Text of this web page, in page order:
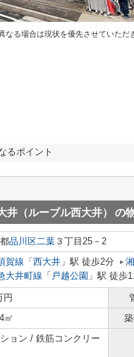
なる場合は現状を優先させていただ
るポイント
井（ルーブル西大井） の
品川区二葉 ３丁目25－2
賀線 「 西大井 」駅 徒歩2分
大井町線 「 戸越公園 」駅 徒歩
円
㎡
ョン / 鉄筋コンクリー